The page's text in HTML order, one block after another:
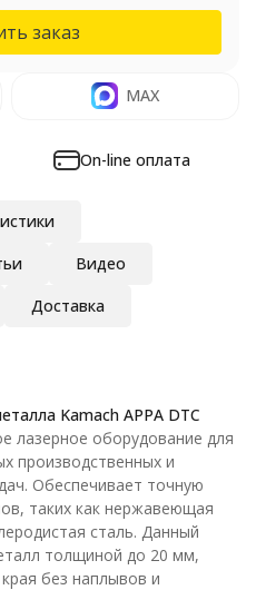
заказ
MAX
On-line оплата
Видео
Доставка
Kamach APPA DTC
лазерное оборудование для
производственных и
Обеспечивает точную
таких как нержавеющая
сталь. Данный
толщиной до 20 мм,
без наплывов и